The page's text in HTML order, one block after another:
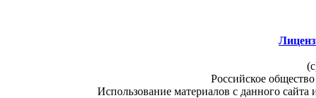
Российское
Использование материалов с данного